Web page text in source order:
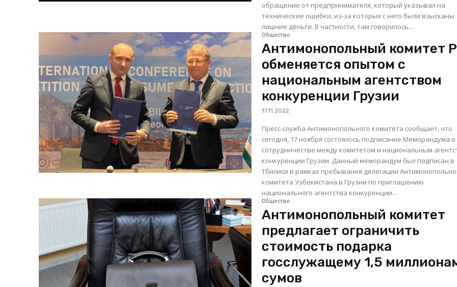
обращение от предпринимателя, который указывал на
технические ошибки, из-за которых с него были взысканы
лишние деньги. В частности, там говорилось...
Общество
Антимонопольный комитет
обменяется опытом с
национальным агентством
конкуренции Грузии
17.11.2022
Пресс-служба Антимонопольного комитета сообщает, что
сегодня, 17 ноября состоялось подписание Меморандума о
сотрудничестве между комитетом и национальным
конкуренции Грузии. Данный меморандум был подписан в
Тбилиси в рамках пребывания делегации
комитета Узбекистана в Грузии по приглашению
национального агентства конкуренции...
Общество
Антимонопольный комитет
предлагает ограничить
стоимость подарка
госслужащему 1,5
сумов